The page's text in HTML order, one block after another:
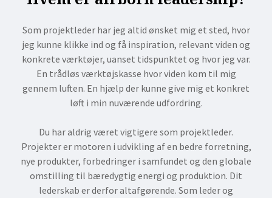
Som projektleder har jeg altid ønsket mig et sted, hvor
jeg kunne klikke ind og få inspiration, relevant viden og
konkrete værktøjer, uanset tidspunktet og hvor jeg var.
En trådløs værktøjskasse hvor viden kom til mig
gennem luften. En hjælp der kunne give mig et konkret
løft i min nuværende udfordring.
Du har aldrig været vigtigere som projektleder.
Projekter er motoren i udvikling af en bedre forretning,
nye produkter, forbedringer i samfundet og den globale
omstilling til bæredygtig energi og produktion. Dit
lederskab er derfor altafgørende. Som leder og